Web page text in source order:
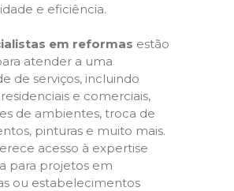
e eficiência.
em reformas estão
atender a uma
de serviços, incluindo
e comerciais,
de ambientes, troca de
pinturas e muito mais.
acesso à expertise
para projetos em
ou estabelecimentos